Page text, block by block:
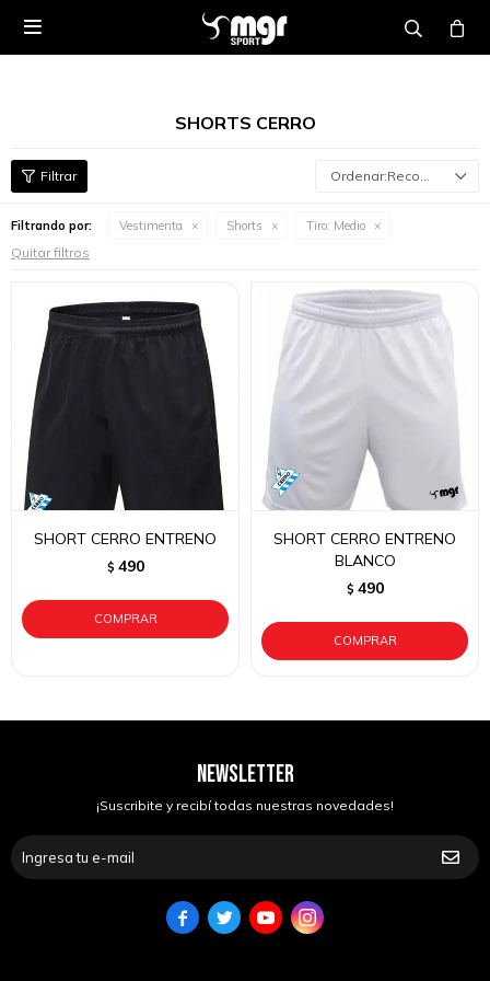

SHORTS CERRO
Recomendados
Filtrando por: Vestimenta Shorts Tiro: Medio
Quitar filtros
SHORT CERRO ENTRENO
$ 490
SHORT CERRO ENTRENO
BLANCO
$ 490
NEWSLETTER
¡Suscribite y recibí todas nuestras novedades!
   